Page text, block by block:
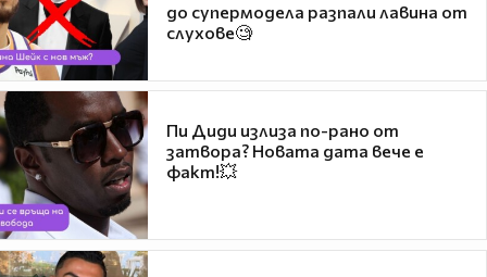
до супермодела разпали лавина от
слухове🧐
Пи Диди излиза по-рано от
затвора? Новата дата вече е
факт!💥